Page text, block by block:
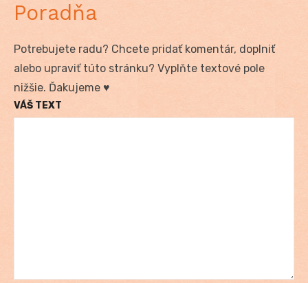
Poradňa
Potrebujete radu? Chcete pridať komentár, doplniť
alebo upraviť túto stránku? Vyplňte textové pole
nižšie. Ďakujeme ♥
VÁŠ TEXT